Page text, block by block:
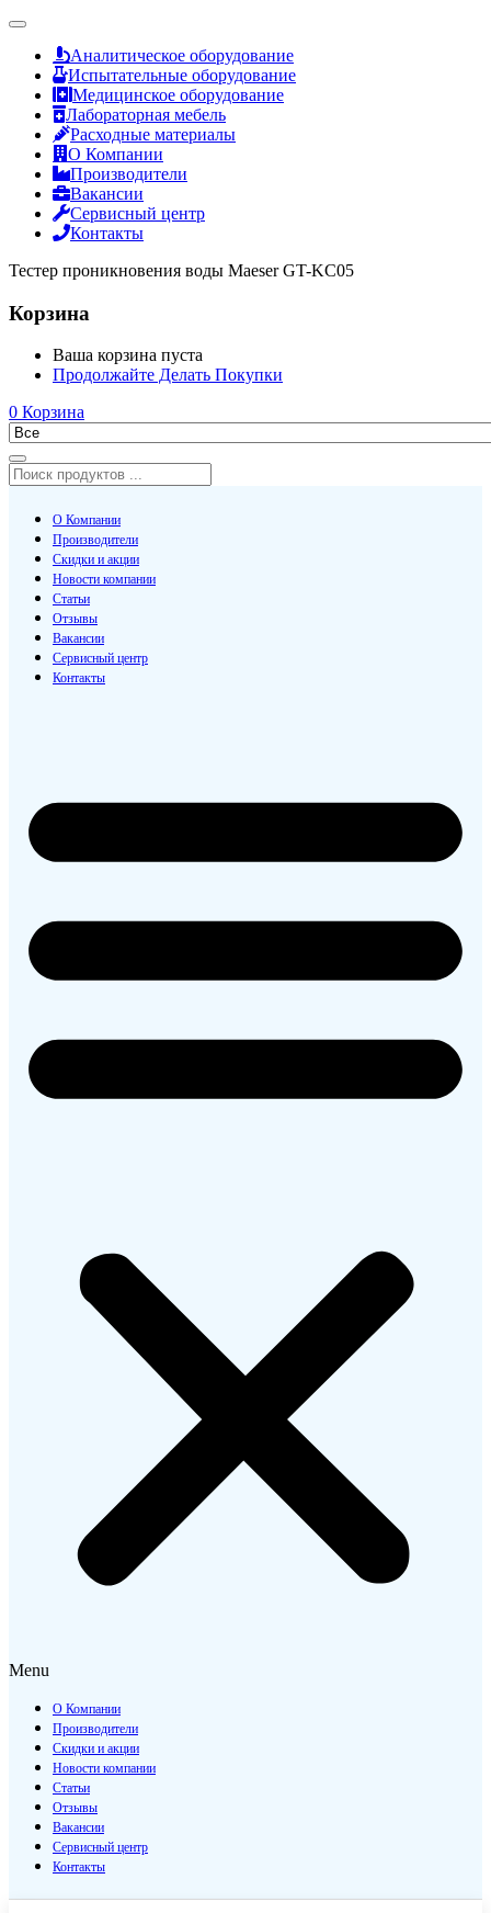
Аналитическое оборудование
Испытательные оборудование
Медицинское оборудование
Лабораторная мебель
Расходные материалы
О Компании
Производители
Вакансии
Сервисный центр
Контакты
Тестер проникновения воды Maeser GT-KC05
Корзина
Ваша корзина пуста
Продолжайте Делать Покупки
0 Корзина
О Компании
Производители
Скидки и акции
Новости компании
Статьи
Отзывы
Вакансии
Сервисный центр
Контакты
Menu
О Компании
Производители
Скидки и акции
Новости компании
Статьи
Отзывы
Вакансии
Сервисный центр
Контакты